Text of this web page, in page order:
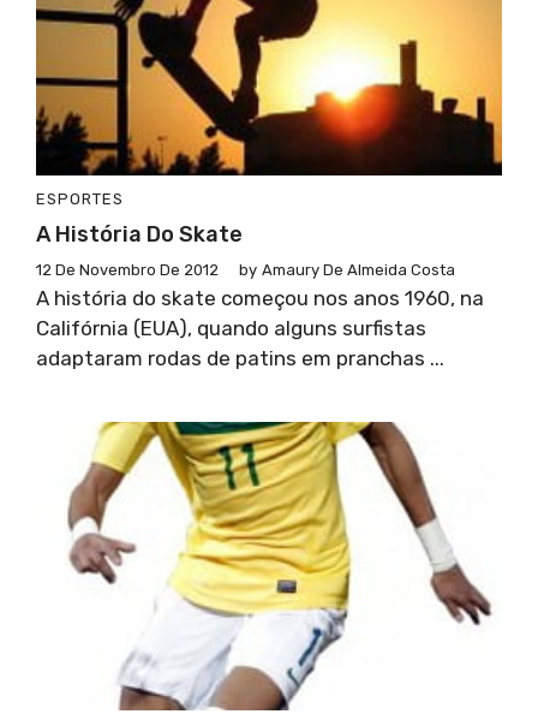
ESPORTES
A História Do Skate
12 De Novembro De 2012 by Amaury De Almeida Costa
A história do skate começou nos anos 1960, na
Califórnia (EUA), quando alguns surfistas
adaptaram rodas de patins em pranchas ...